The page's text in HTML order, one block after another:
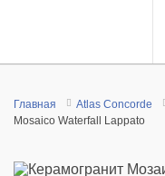
Главная Atlas Concorde
Mosaico Waterfall Lappato